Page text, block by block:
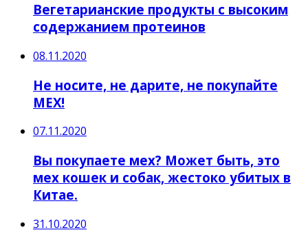
Вегетарианские продукты с высоким
содержанием протеинов
08.11.2020
Не носите, не дарите, не покупайте
МЕХ!
07.11.2020
Вы покупаете мех? Может быть, это
мех кошек и собак, жестоко убитых в
Китае.
31.10.2020